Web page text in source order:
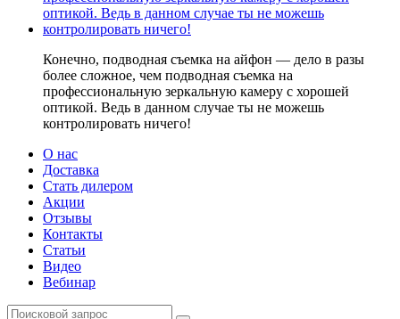
Конечно, подводная съемка на айфон — дело в разы
более сложное, чем подводная съемка на
профессиональную зеркальную камеру с хорошей
оптикой. Ведь в данном случае ты не можешь
контролировать ничего!
О нас
Доставка
Стать дилером
Акции
Отзывы
Контакты
Статьи
Видео
Вебинар